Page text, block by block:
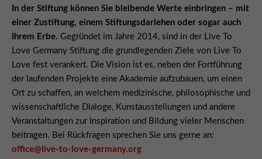
In der Stiftung können Sie bleibende Werte einbringen – mit
einer Zustiftung, einem Stiftungsdarlehen oder sogar auch
Ihrem Erbe. Gegründet im Jahre 2014, sind in der Live To
Love Germany Stiftung die grundlegenden Ziele von Live To
Love fest verankert. Die Vision ist es, neben der Fortführung
der laufenden Projekte eine Akademie aufzubauen, um einen
Ort zu schaffen, an welchem medizinische, philosophische und
wissenschaftliche Dialoge, Kunstausstellungen und andere
Veranstaltungen zur Inspiration und Bildung vieler Menschen
beitragen. Bei Rückfragen sprechen Sie uns gerne an:
office@live-to-love-germany.org